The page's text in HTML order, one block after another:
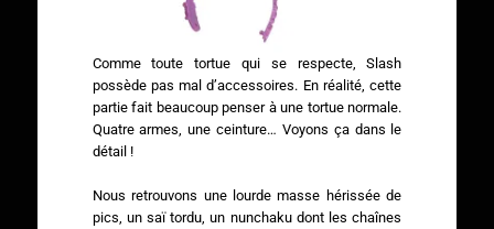
Comme toute tortue qui se respecte, Slash
possède pas mal d’accessoires. En réalité, cette
partie fait beaucoup penser à une tortue normale.
Quatre armes, une ceinture… Voyons ça dans le
détail !
Nous retrouvons une lourde masse hérissée de
pics, un saï tordu, un nunchaku dont les chaînes